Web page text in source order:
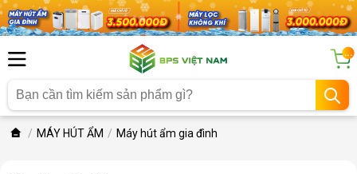
...
MÁY HÚT ẨM Máy hút ẩm gia đình